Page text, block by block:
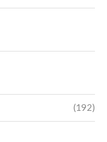
(192)